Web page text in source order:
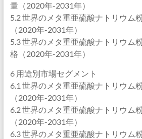
量（2020年-2031年）
5.2 世界のメタ重亜硫酸ナトリウム
（2020年-2031年）
5.3 世界のメタ重亜硫酸ナトリウム
格（2020年-2031年）
6 用途別市場セグメント
6.1 世界のメタ重亜硫酸ナトリウム
（2020年-2031年）
6.2 世界のメタ重亜硫酸ナトリウム
（2020年-2031年）
6.3 世界のメタ重亜硫酸ナトリウム